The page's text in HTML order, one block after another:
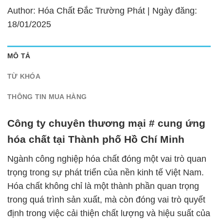
Author: Hóa Chất Đắc Trường Phát | Ngày đăng:
18/01/2025
MÔ TẢ
TỪ KHÓA
THÔNG TIN MUA HÀNG
Công ty chuyên thương mại # cung ứng
hóa chất tại Thành phố Hồ Chí Minh
Ngành công nghiệp hóa chất đóng một vai trò quan
trọng trong sự phát triển của nền kinh tế Việt Nam.
Hóa chất không chỉ là một thành phần quan trọng
trong quá trình sản xuất, mà còn đóng vai trò quyết
định trong việc cải thiện chất lượng và hiệu suất của